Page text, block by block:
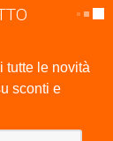
tutte le novità
sconti e